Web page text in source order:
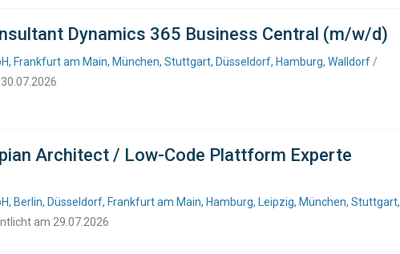
Dynamics 365 Business Central (m/w/d)
Frankfurt am Main, München, Stuttgart, Düsseldorf, Hamburg, Walldorf /
Architect / Low-Code Plattform Experte
Berlin, Düsseldorf, Frankfurt am Main, Hamburg, Leipzig, München, Stuttgart,
am 29.07.2026